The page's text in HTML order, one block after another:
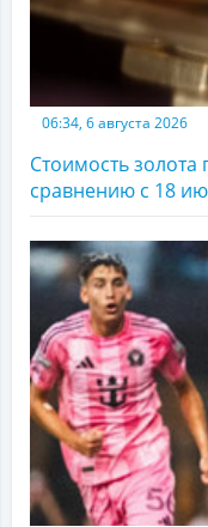
06:34, 6 августа 2026
Стоимость
сравнению с 18